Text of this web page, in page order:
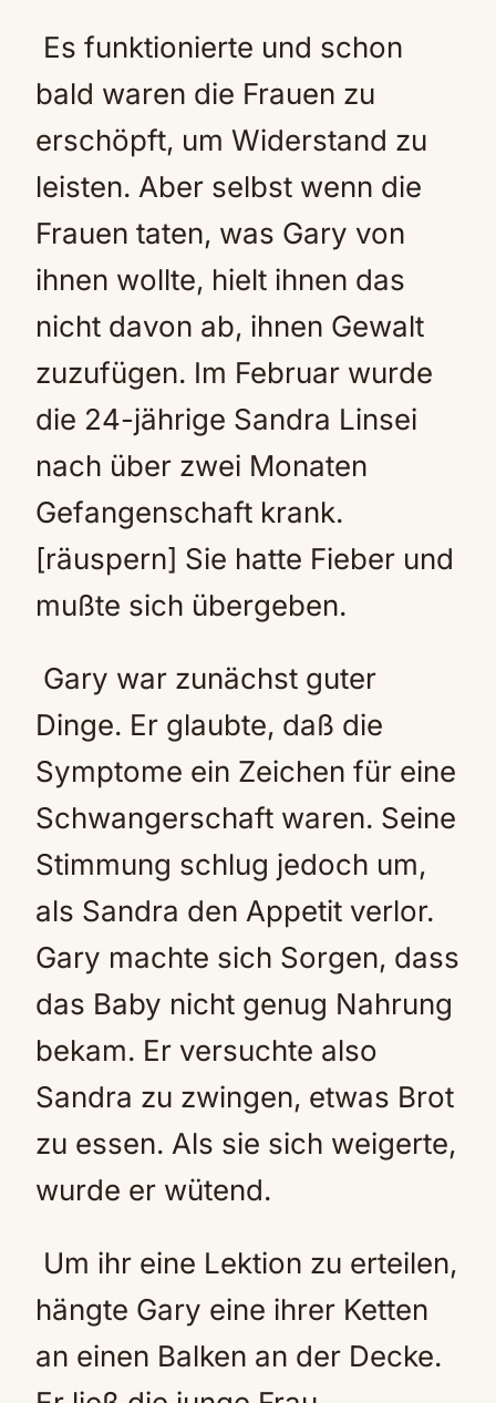
Es funktionierte und schon
bald waren die Frauen zu
erschöpft, um Widerstand zu
leisten. Aber selbst wenn die
Frauen taten, was Gary von
ihnen wollte, hielt ihnen das
nicht davon ab, ihnen Gewalt
zuzufügen. Im Februar wurde
die 24-jährige Sandra Linsei
nach über zwei Monaten
Gefangenschaft krank.
[räuspern] Sie hatte Fieber und
mußte sich übergeben.
Gary war zunächst guter
Dinge. Er glaubte, daß die
Symptome ein Zeichen für eine
Schwangerschaft waren. Seine
Stimmung schlug jedoch um,
als Sandra den Appetit verlor.
Gary machte sich Sorgen, dass
das Baby nicht genug Nahrung
bekam. Er versuchte also
Sandra zu zwingen, etwas Brot
zu essen. Als sie sich weigerte,
wurde er wütend.
Um ihr eine Lektion zu erteilen,
hängte Gary eine ihrer Ketten
an einen Balken an der Decke.